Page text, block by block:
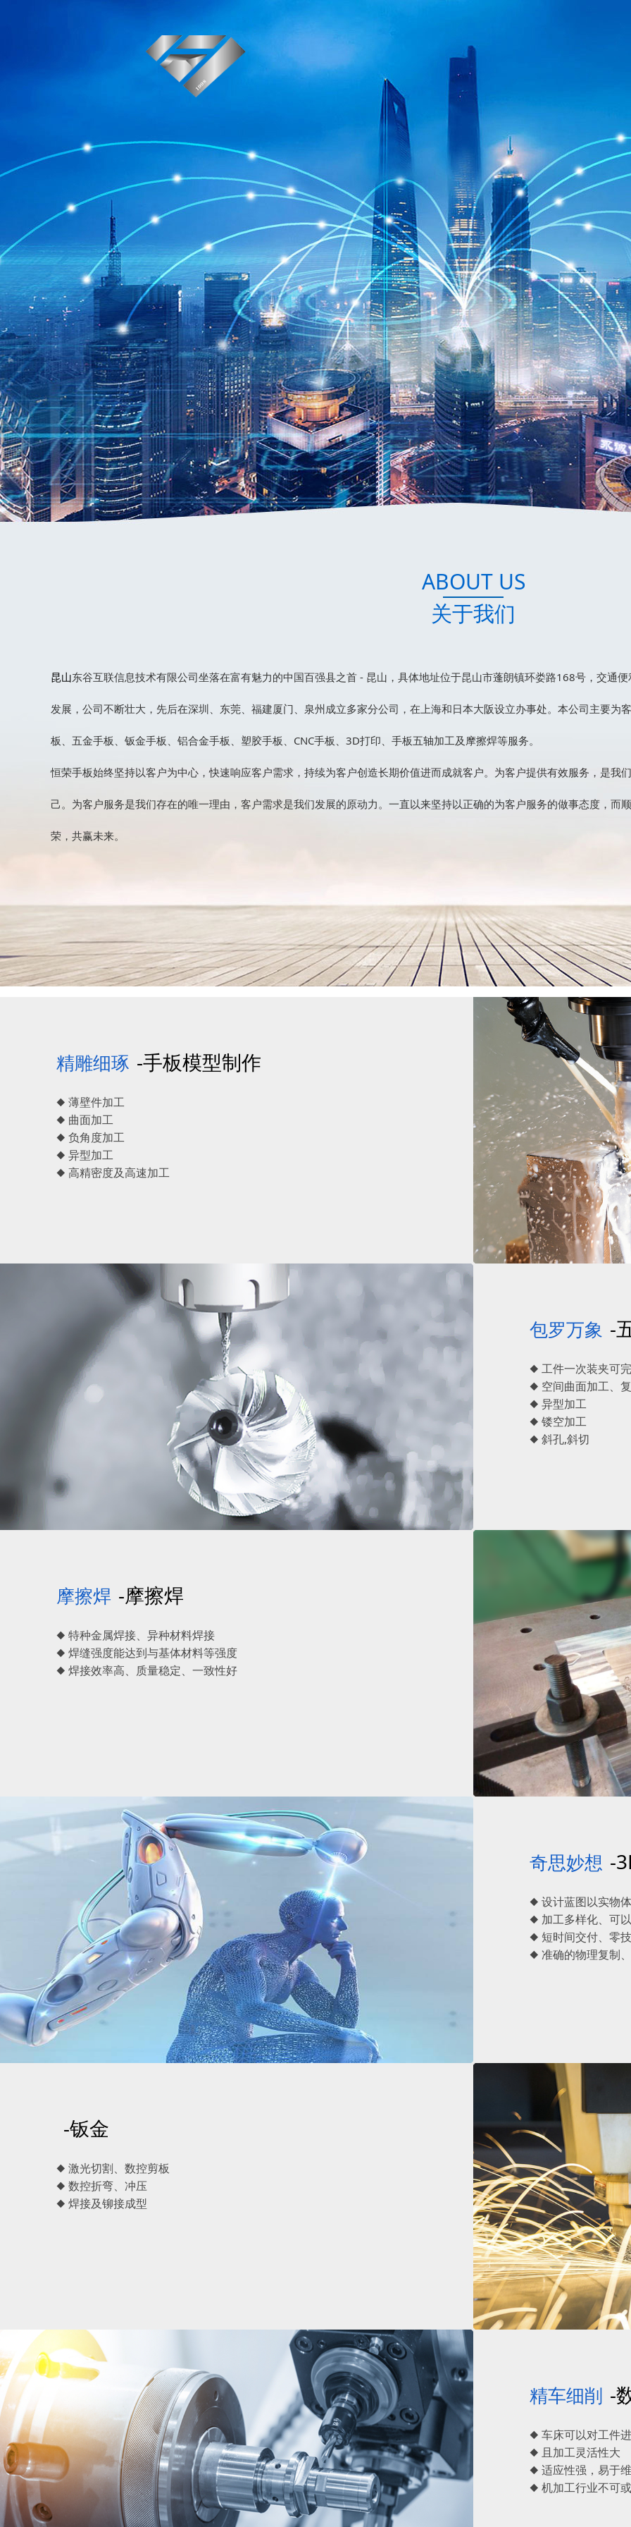
ABOUT US
关于我们
昆山东谷互联信息技术有限公司坐落在富有魅力的中国百强县之首 - 昆山，具体地址位于昆山市蓬朗镇环娄路168号，交通
发展，公司不断壮大，先后在深圳、东莞、福建厦门、泉州成立多家分公司，在上海和日本大阪设立办事处。本公司主要为
板、五金手板、钣金手板、铝合金手板、塑胶手板、CNC手板、3D打印、手板五轴加工及摩擦焊等服务。
恒荣手板始终坚持以客户为中心，快速响应客户需求，持续为客户创造长期价值进而成就客户。为客户提供有效服务，是我
己。为客户服务是我们存在的唯一理由，客户需求是我们发展的原动力。一直以来坚持以正确的为客户服务的做事态度，而
荣，共赢未来。
精雕细琢 -手板模型制作
◆ 薄壁件加工
◆ 曲面加工
◆ 负角度加工
◆ 异型加工
◆ 高精密度及高速加工
包罗万象 -
◆ 工件一次装夹可
◆ 空间曲面加工、
◆ 异型加工
◆ 镂空加工
◆ 斜孔,斜切
摩擦焊 -摩擦焊
◆ 特种金属焊接、异种材料焊接
◆ 焊缝强度能达到与基体材料等强度
◆ 焊接效率高、质量稳定、一致性好
奇思妙想 -
◆ 设计蓝图以实物
◆ 加工多样化、可
◆ 短时间交付、零
◆ 准确的物理复制
-钣金
◆ 激光切割、数控剪板
◆ 数控折弯、冲压
◆ 焊接及铆接成型
精车细削 -
◆ 车床可以对工件
◆ 且加工灵活性大
◆ 适应性强，易于
◆ 机加工行业不可